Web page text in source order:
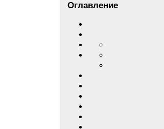
Оглавление